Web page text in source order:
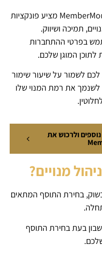
כדי להקל על העבודה שלכם, MemberMouse מציע פונקציות
תמיכה ושיווק.
בפרטי ההתחברות
המוגן שלכם.
לשמור על שיעור שימור
לשנמך את רמת המנוי שלו
ולרכוש את
מנויים?
בחירת התוסף המתאים
בעת ​​בחירת התוסף